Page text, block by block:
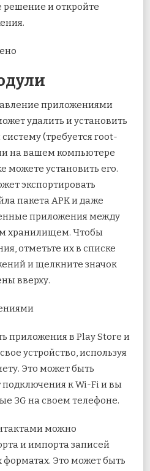
и откройте
приложениями
удалить и установить
(требуется root-
на вашем компьютере
можете установить его.
экспортировать
пакета APK и даже
приложения между
хранилищем. Чтобы
отметьте их в списке
и щелкните значок
вверху.
приложения в Play Store и
устройство, используя
Это может быть
подключения к Wi-Fi и вы
3G на своем телефоне.
можно
и импорта записей
форматах. Это может быть